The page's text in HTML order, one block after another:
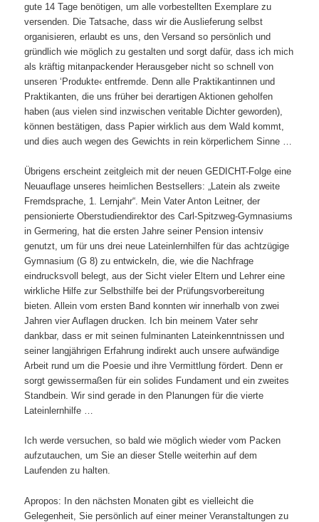
gute 14 Tage benötigen, um alle vorbestellten Exemplare zu
versenden. Die Tatsache, dass wir die Auslieferung selbst
organisieren, erlaubt es uns, den Versand so persönlich und
gründlich wie möglich zu gestalten und sorgt dafür, dass ich mich
als kräftig mitanpackender Herausgeber nicht so schnell von
unseren ‘Produkte‹ entfremde. Denn alle Praktikantinnen und
Praktikanten, die uns früher bei derartigen Aktionen geholfen
haben (aus vielen sind inzwischen veritable Dichter geworden),
können bestätigen, dass Papier wirklich aus dem Wald kommt,
und dies auch wegen des Gewichts in rein körperlichem Sinne …
Übrigens erscheint zeitgleich mit der neuen GEDICHT-Folge eine
Neuauflage unseres heimlichen Bestsellers: „Latein als zweite
Fremdsprache, 1. Lernjahr“. Mein Vater Anton Leitner, der
pensionierte Oberstudiendirektor des Carl-Spitzweg-Gymnasiums
in Germering, hat die ersten Jahre seiner Pension intensiv
genutzt, um für uns drei neue Lateinlernhilfen für das achtzügige
Gymnasium (G 8) zu entwickeln, die, wie die Nachfrage
eindrucksvoll belegt, aus der Sicht vieler Eltern und Lehrer eine
wirkliche Hilfe zur Selbsthilfe bei der Prüfungsvorbereitung
bieten. Allein vom ersten Band konnten wir innerhalb von zwei
Jahren vier Auflagen drucken. Ich bin meinem Vater sehr
dankbar, dass er mit seinen fulminanten Lateinkenntnissen und
seiner langjährigen Erfahrung indirekt auch unsere aufwändige
Arbeit rund um die Poesie und ihre Vermittlung fördert. Denn er
sorgt gewissermaßen für ein solides Fundament und ein zweites
Standbein. Wir sind gerade in den Planungen für die vierte
Lateinlernhilfe …
Ich werde versuchen, so bald wie möglich wieder vom Packen
aufzutauchen, um Sie an dieser Stelle weiterhin auf dem
Laufenden zu halten.
Apropos: In den nächsten Monaten gibt es vielleicht die
Gelegenheit, Sie persönlich auf einer meiner Veranstaltungen zu